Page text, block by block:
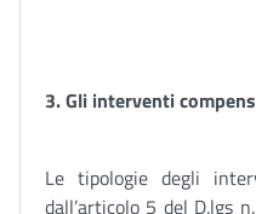
3. Gli interventi
Le tipologie degli
dall’articolo 5 del D.lgs